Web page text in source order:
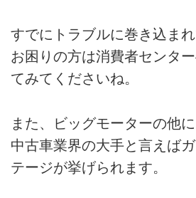
すでにトラブルに巻き込ま
お困りの方は消費者センタ
てみてくださいね。
また、ビッグモーターの他
中古車業界の大手と言えば
テージが挙げられます。